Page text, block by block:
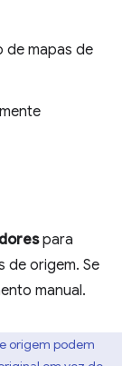
de mapas de
para
de origem. Se
manual.
origem podem